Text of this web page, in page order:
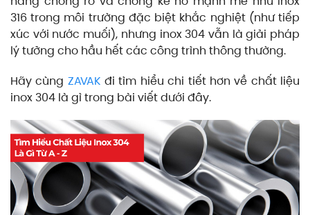
316 trong môi trường đặc biệt khắc nghiệt (như tiếp
xúc với nước muối), nhưng inox 304 vẫn là giải pháp
lý tưởng cho hầu hết các công trình thông thường.
Hãy cùng ZAVAK đi tìm hiểu chi tiết hơn về chất liệu
inox 304 là gì trong bài viết dưới đây.